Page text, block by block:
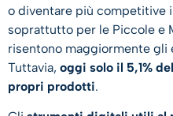
o diventare più competitive
soprattutto per le Piccole e
risentono maggiormente
Tuttavia, oggi solo il 5,1%
propri prodotti.